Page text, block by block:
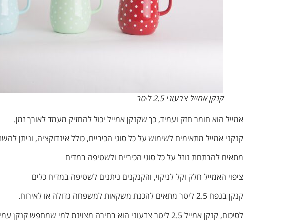
קנקן אמייל צבעוני 2.5 ליטר
אמייל הוא חומר חזק ועמיד, כך שקנקן אמייל יכול להחזיק מעמד לאורך זמן.
קנקני אמייל מתאימים לשימוש על כל סוגי הכיריים, כולל אינדוקציה,
מתאים להרתחת נוזל על כל סוגי הכיריים ולשטיפה במדיח
ציפוי האמייל חלק וקל לניקוי, והקנקנים ניתנים לשטיפה במדיח כלים
קנקן בנפח 2.5 ליטר מתאים להכנת משקאות למשפחה גדולה או לאירוח.
לסיכום, קנקן אמייל 2.5 ליטר צבעוני הוא בחירה מצוינת למי שמחפש קנקן עמיד, רב-תכליתי ובעל עיצוב מרשים.